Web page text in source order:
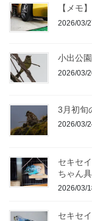
【メモ
2026/03/
小出公
2026/03/
3月初旬
2026/03/
セキセ
ちゃん
2026/03/
セキセ